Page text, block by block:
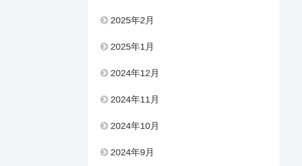
2025年2月
2025年1月
2024年12月
2024年11月
2024年10月
2024年9月